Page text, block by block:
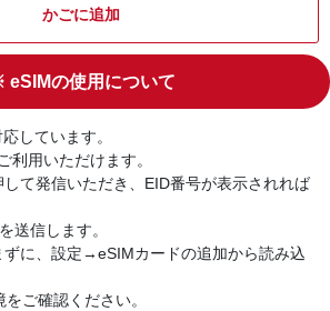
かごに追加
eSIMの使用について
しています。
利用いただけます。
して発信いただき、EID番号が表示されれば
送信します。
に、設定→eSIMカードの追加から読み込
ご確認ください。